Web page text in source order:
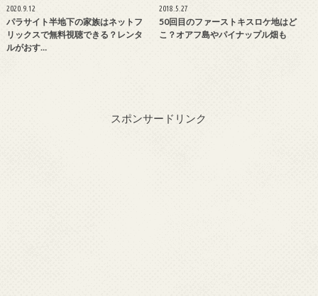
2020.9.12
パラサイト半地下の家族はネットフ
リックスで無料視聴できる？レンタ
ルがおす…
2018.5.27
50回目のファーストキスロケ地はど
こ？オアフ島やパイナップル畑も
スポンサードリンク